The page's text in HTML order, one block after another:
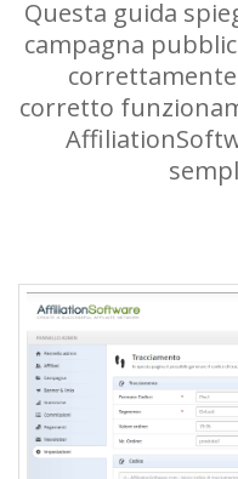
Questa guida
campagna
corretto